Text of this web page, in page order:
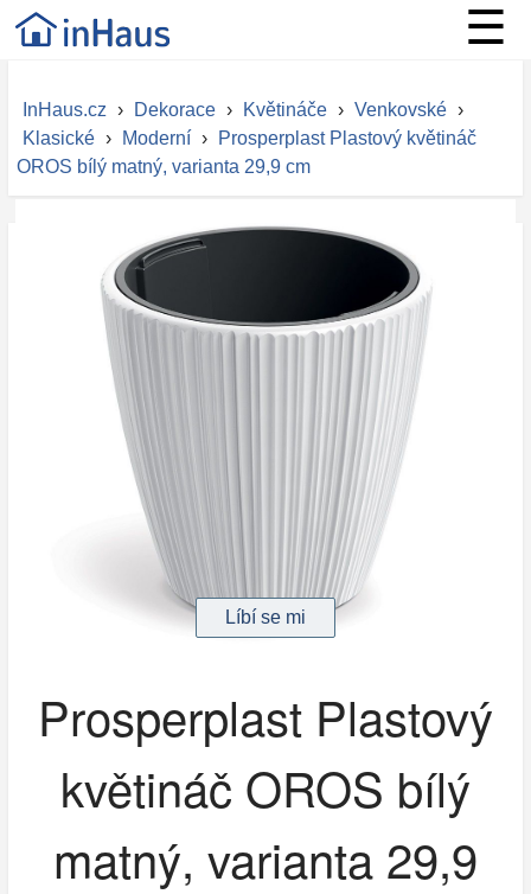
☰
InHaus.cz › Dekorace › Květináče › Venkovské ›
Klasické › Moderní ›
Prosperplast Plastový květináč
OROS bílý matný, varianta 29,9 cm
Prosperplast Plastový
květináč OROS bílý
matný, varianta 29,9